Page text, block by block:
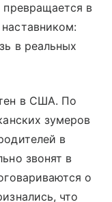
превращается в
в реальных
в США. По
зумеров
в
звонят в
о
что